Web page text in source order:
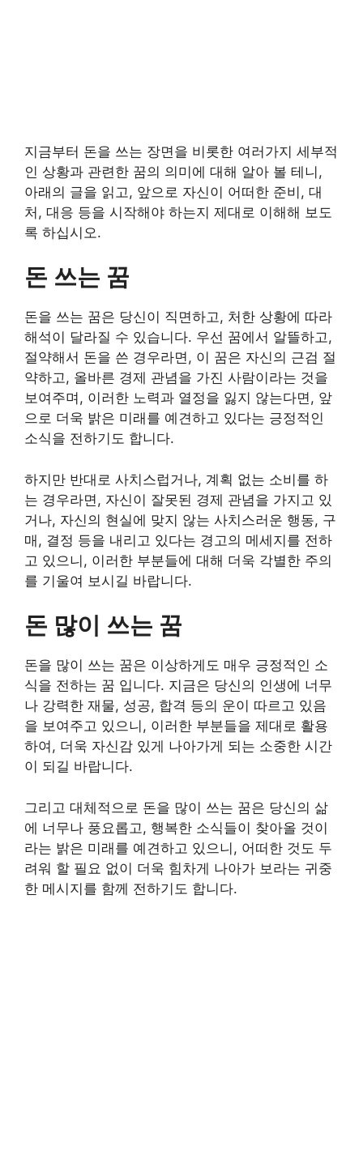
지금부터 돈을 쓰는 장면을 비롯한 여러가지 세부적
인 상황과 관련한 꿈의 의미에 대해 알아 볼 테니,
아래의 글을 읽고, 앞으로 자신이 어떠한 준비, 대
처, 대응 등을 시작해야 하는지 제대로 이해해 보도
록 하십시오.
돈 쓰는 꿈
돈을 쓰는 꿈은 당신이 직면하고, 처한 상황에 따라
해석이 달라질 수 있습니다. 우선 꿈에서 알뜰하고,
절약해서 돈을 쓴 경우라면, 이 꿈은 자신의 근검 절
약하고, 올바른 경제 관념을 가진 사람이라는 것을
보여주며, 이러한 노력과 열정을 잃지 않는다면, 앞
으로 더욱 밝은 미래를 예견하고 있다는 긍정적인
소식을 전하기도 합니다.
하지만 반대로 사치스럽거나, 계획 없는 소비를 하
는 경우라면, 자신이 잘못된 경제 관념을 가지고 있
거나, 자신의 현실에 맞지 않는 사치스러운 행동, 구
매, 결정 등을 내리고 있다는 경고의 메세지를 전하
고 있으니, 이러한 부분들에 대해 더욱 각별한 주의
를 기울여 보시길 바랍니다.
돈 많이 쓰는 꿈
돈을 많이 쓰는 꿈은 이상하게도 매우 긍정적인 소
식을 전하는 꿈 입니다. 지금은 당신의 인생에 너무
나 강력한 재물, 성공, 합격 등의 운이 따르고 있음
을 보여주고 있으니, 이러한 부분들을 제대로 활용
하여, 더욱 자신감 있게 나아가게 되는 소중한 시간
이 되길 바랍니다.
그리고 대체적으로 돈을 많이 쓰는 꿈은 당신의 삶
에 너무나 풍요롭고, 행복한 소식들이 찾아올 것이
라는 밝은 미래를 예견하고 있으니, 어떠한 것도 두
려워 할 필요 없이 더욱 힘차게 나아가 보라는 귀중
한 메시지를 함께 전하기도 합니다.